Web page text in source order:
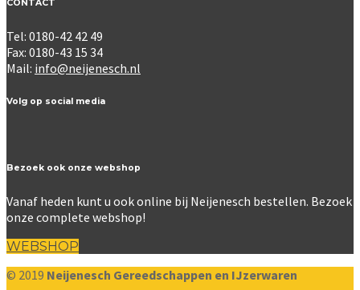
CONTACT
Tel: 0180-42 42 49
Fax: 0180-43 15 34
Mail: info@neijenesch.nl
Volg op social media
Bezoek ook onze webshop
Vanaf heden kunt u ook online bij Neijenesch bestellen. Bezoek
onze complete webshop!
WEBSHOP
© 2019 Neijenesch Gereedschappen en IJzerwaren